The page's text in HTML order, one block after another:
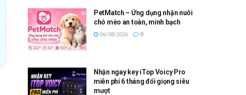
PetMatch – Ứng dụng nhận nuôi
chó mèo an toàn, minh bạch
06/08/2026 0
Nhận ngay key iTop Voicy Pro
miễn phí 6 tháng đổi giọng siêu
mượt